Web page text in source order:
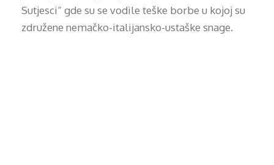
Sutjesci“ gde su se vodile teške borbe u kojoj su
združene nemačko-italijansko-ustaške snage.